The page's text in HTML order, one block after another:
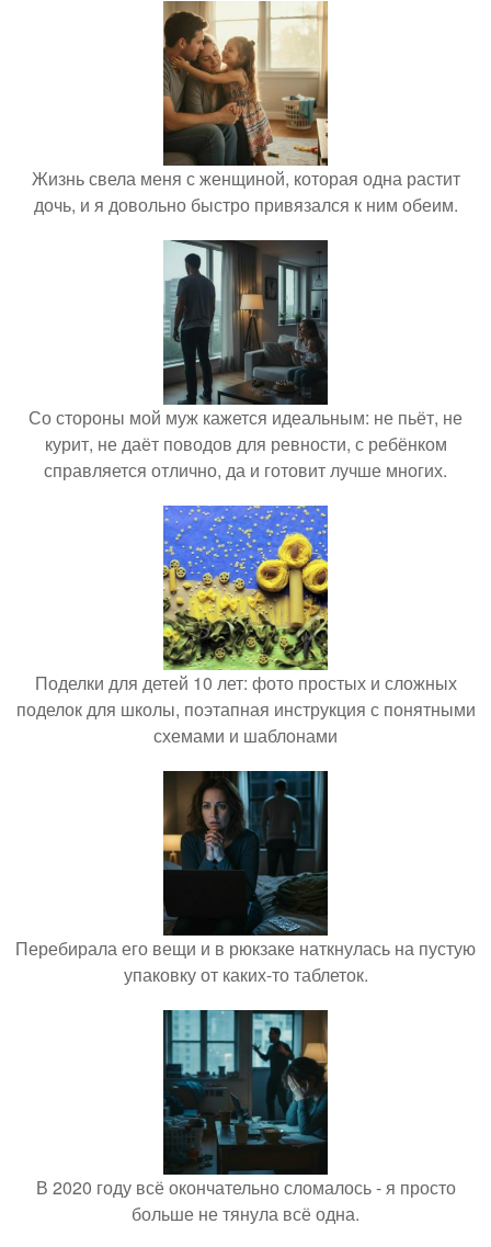
Жизнь свела меня с женщиной, которая одна растит
дочь, и я довольно быстро привязался к ним обеим.
Со стороны мой муж кажется идеальным: не пьёт, не
курит, не даёт поводов для ревности, с ребёнком
справляется отлично, да и готовит лучше многих.
Поделки для детей 10 лет: фото простых и сложных
поделок для школы, поэтапная инструкция с понятными
схемами и шаблонами
Перебирала его вещи и в рюкзаке наткнулась на пустую
упаковку от каких-то таблеток.
В 2020 году всё окончательно сломалось - я просто
больше не тянула всё одна.